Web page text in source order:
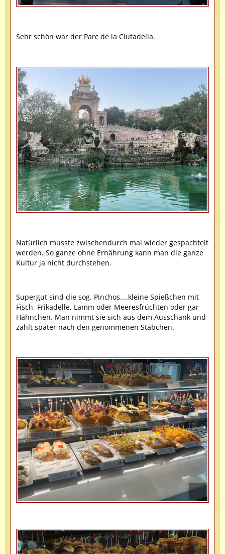
Sehr schön war der Parc de la Ciutadella.
Natürlich musste zwischendurch mal wieder gespachtelt
werden. So ganze ohne Ernährung kann man die ganze
Kultur ja nicht durchstehen.
Supergut sind die sog. Pinchos....kleine Spießchen mit
Fisch, Frikadelle, Lamm oder Meeresfrüchten oder gar
Hähnchen. Man nimmt sie sich aus dem Ausschank und
zahlt später nach den genommenen Stäbchen.